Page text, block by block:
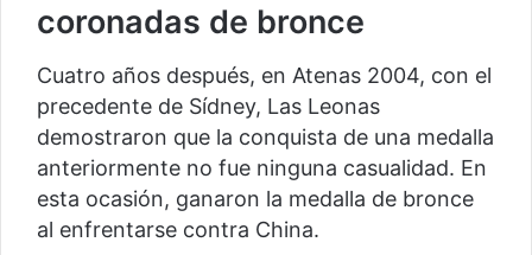
coronadas de bronce
Cuatro años después, en Atenas 2004, con el
precedente de Sídney, Las Leonas
demostraron que la conquista de una medalla
anteriormente no fue ninguna casualidad. En
esta ocasión, ganaron la medalla de bronce
al enfrentarse contra China.